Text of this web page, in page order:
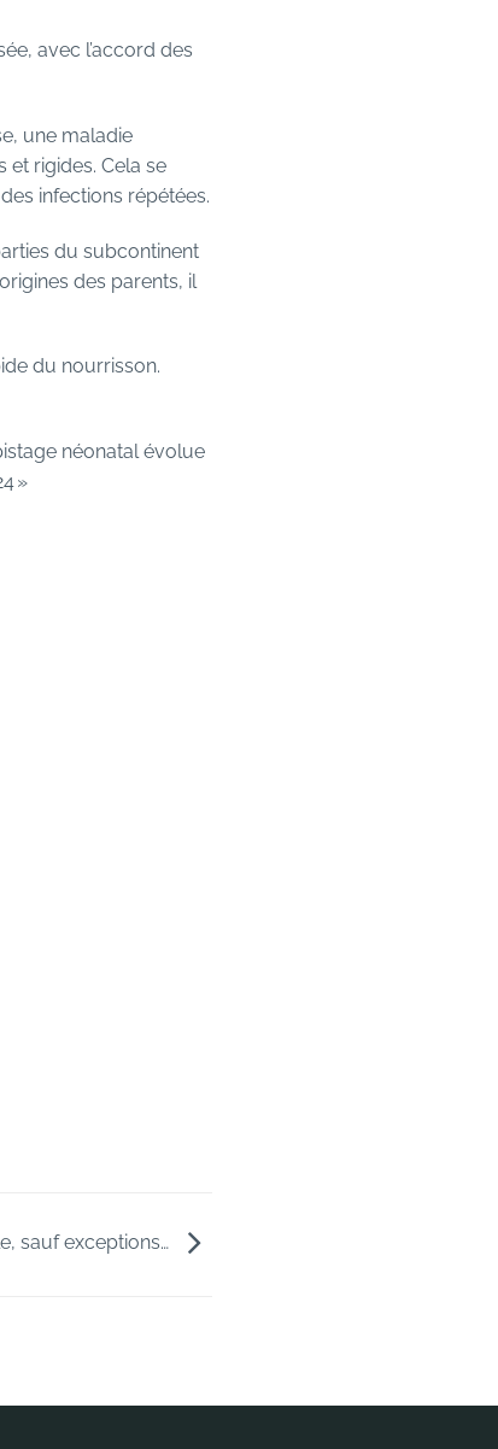
avec l’accord des
une maladie
rigides. Cela se
infections répétées.
du subcontinent
des parents, il
du nourrisson.
néonatal évolue
»
sauf exceptions…